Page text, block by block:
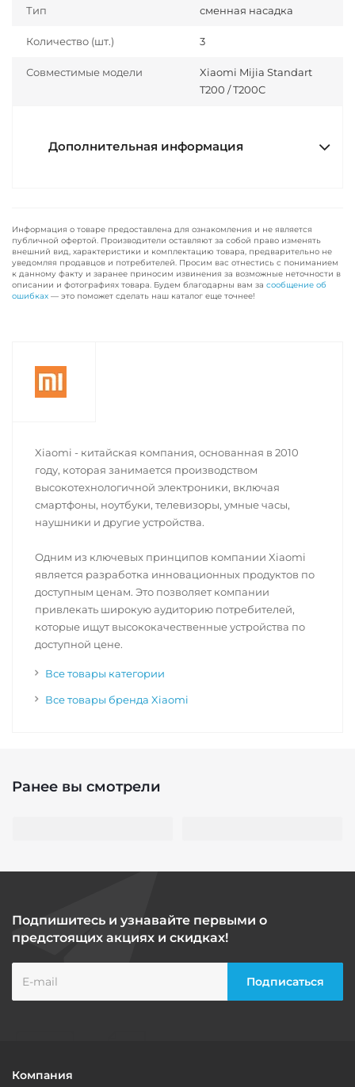
Тип сменная насадка
Количество (шт.) 3
Совместимые модели
Xiaomi Mijia Standart
T200 / T200C
Дополнительная информация
Информация о товаре предоставлена для ознакомления и не является
публичной офертой. Производители оставляют за собой право изменять
внешний вид, характеристики и комплектацию товара, предварительно не
уведомляя продавцов и потребителей. Просим вас отнестись с пониманием
к данному факту и заранее приносим извинения за возможные неточности в
описании и фотографиях товара. Будем благодарны вам за сообщение об
ошибках — это поможет сделать наш каталог еще точнее!
Xiaomi - китайская компания, основанная в 2010
году, которая занимается производством
высокотехнологичной электроники, включая
смартфоны, ноутбуки, телевизоры, умные часы,
наушники и другие устройства.
Одним из ключевых принципов компании Xiaomi
является разработка инновационных продуктов по
доступным ценам. Это позволяет компании
привлекать широкую аудиторию потребителей,
которые ищут высококачественные устройства по
доступной цене.
Все товары категории
Все товары бренда Xiaomi
Ранее вы смотрели
Подпишитесь и узнавайте первыми о
предстоящих акциях и скидках!
Компания